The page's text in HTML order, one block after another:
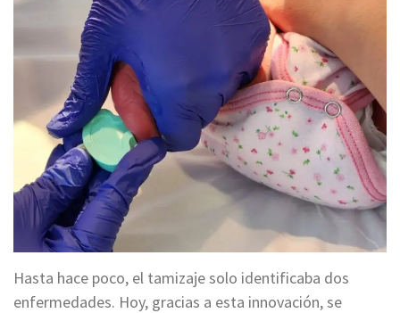
Hasta hace poco, el tamizaje solo identificaba dos
enfermedades. Hoy, gracias a esta innovación, se